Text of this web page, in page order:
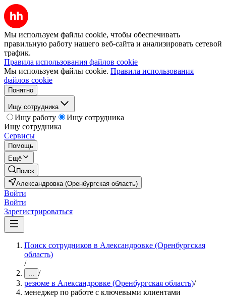
Мы используем файлы cookie, чтобы обеспечивать
правильную работу нашего веб-сайта и анализировать сетевой
трафик.
Правила использования файлов cookie
Мы используем файлы cookie. Правила использования
файлов cookie
Понятно
Ищу сотрудника
Ищу работу
Ищу сотрудника
Ищу сотрудника
Сервисы
Помощь
Ещё
Поиск
Александровка (Оренбургская область)
Войти
Войти
Зарегистрироваться
Поиск сотрудников в Александровке (Оренбургская
область)
/
... /
резюме в Александровке (Оренбургская область)/
менеджер по работе с ключевыми клиентами